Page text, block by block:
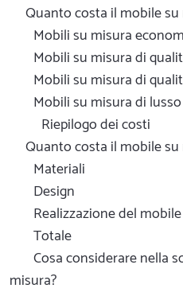
Quanto costa il mobile
Mobili su misura
Mobili su misura di
Mobili su misura di
Mobili su misura di lusso
Riepilogo dei costi
Quanto costa il mobile
Materiali
Design
Realizzazione del mobile
Totale
Cosa considerare nella
misura?